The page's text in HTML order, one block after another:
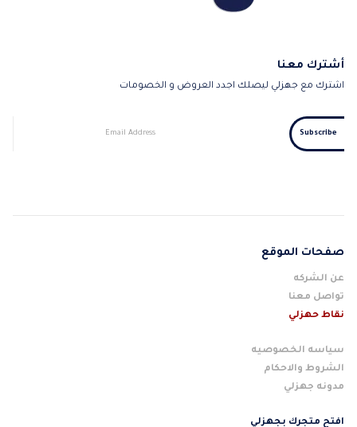
أشترك معنا
اشترك مع جهزلي ليصلك اجدد العروض و الخصومات
صفحات الموقع
عن الشركه
تواصل معنا
نقاط حهزلي
سياسه الخصوصيه
الشروط والاحكام
مدونه جهزلي
افتح متجرك بجهزلي